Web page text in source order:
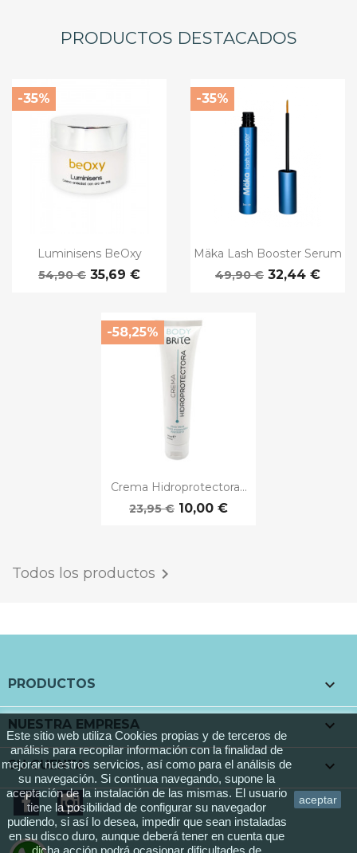
PRODUCTOS DESTACADOS
Luminisens BeOxy
54,90 € 35,69 €
-35%
Mäka Lash Booster Serum
49,90 € 32,44 €
-35%
Crema Hidroprotectora...
23,95 € 10,00 €
-58,25%
Todos los productos 
PRODUCTOS 
NUESTRA EMPRESA 
SU CUENTA 
FacebookInstagram
Este sitio web utiliza Cookies propias y de terceros de
análisis para recopilar información con la finalidad de
mejorar nuestros servicios, así como para el análisis de
su navegación. Si continua navegando, supone la
aceptación de la instalación de las mismas. El usuario
tiene la posibilidad de configurar su navegador
pudiendo, si así lo desea, impedir que sean instaladas
en su disco duro, aunque deberá tener en cuenta que
dicha acción podrá ocasionar dificultades de
aceptar